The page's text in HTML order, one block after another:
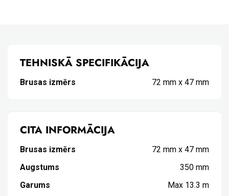
TEHNISKĀ SPECIFIKĀCIJA
Brusas izmērs 72 mm x 47 mm
CITA INFORMĀCIJA
Brusas izmērs
72 mm x 47 mm
Augstums
350 mm
Garums
Max 13.3 m